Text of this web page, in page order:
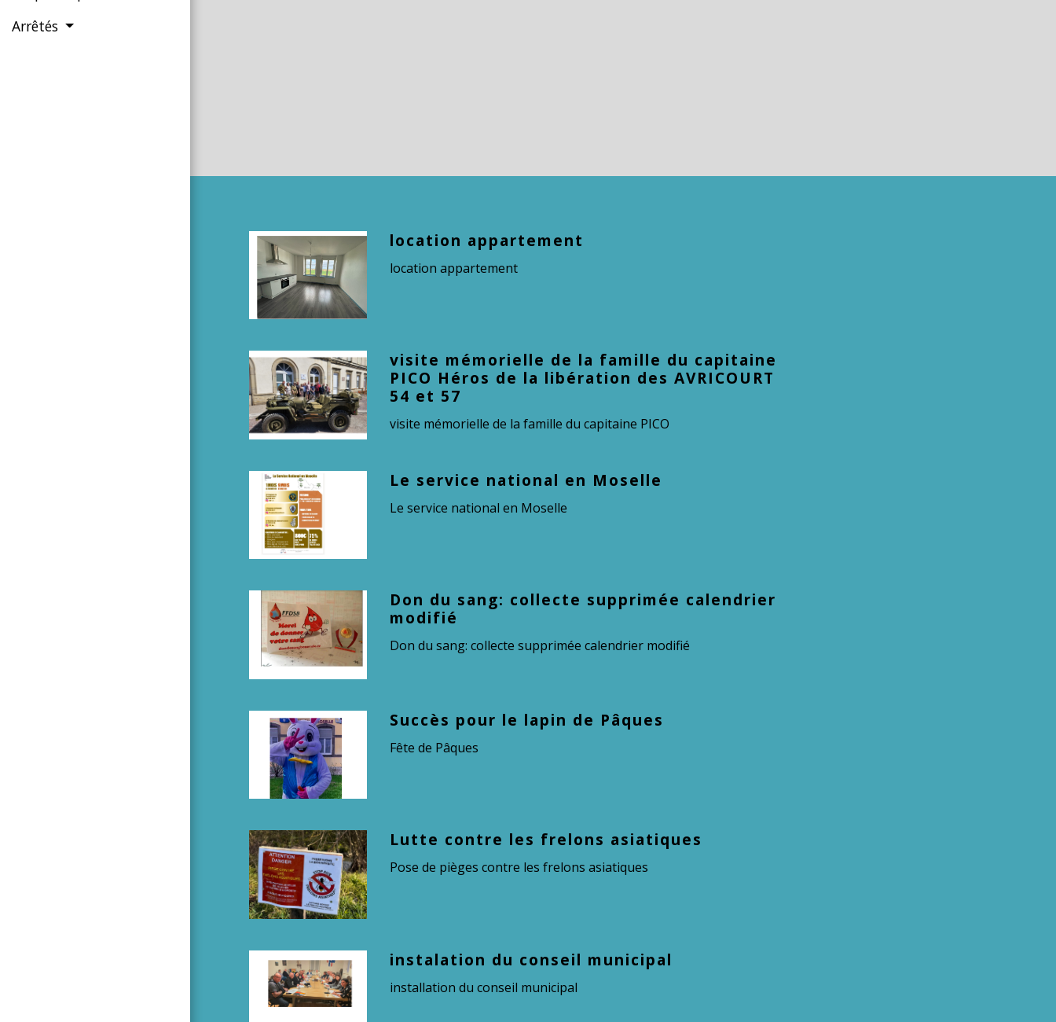
Arrêtés
location appartement
location appartement
visite mémorielle de la famille du capitaine
PICO Héros de la libération des AVRICOURT
54 et 57
visite mémorielle de la famille du capitaine PICO
Le service national en Moselle
Le service national en Moselle
Don du sang: collecte supprimée calendrier
modifié
Don du sang: collecte supprimée calendrier modifié
Succès pour le lapin de Pâques
Fête de Pâques
Lutte contre les frelons asiatiques
Pose de pièges contre les frelons asiatiques
instalation du conseil municipal
installation du conseil municipal